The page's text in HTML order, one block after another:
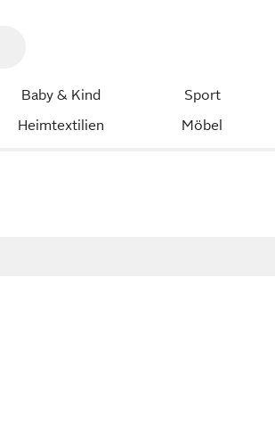
Baby & Kind Sport
Heimtextilien Möbel